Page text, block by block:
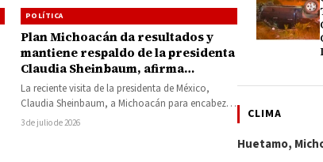
POLÍTICA
Plan Michoacán da resultados y
mantiene respaldo de la presidenta
Claudia Sheinbaum, afirma
dirigente estatal de Morena
La reciente visita de la presidenta de México,
Claudia Sheinbaum, a Michoacán para encabezar
la Mañanera del Pueblo y presentar…
3 de julio de 2026
CLIMA
Huetamo,